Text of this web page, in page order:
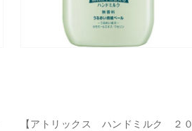
【アトリックス ハンドミルク ２０